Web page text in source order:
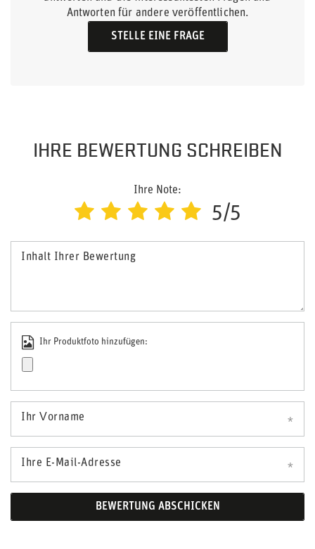
Antworten für andere veröffentlichen.
STELLE EINE FRAGE
IHRE BEWERTUNG SCHREIBEN
Ihre Note:
5/5
Inhalt Ihrer Bewertung
Ihr Produktfoto hinzufügen:
Ihr Vorname
Ihre E-Mail-Adresse
BEWERTUNG ABSCHICKEN